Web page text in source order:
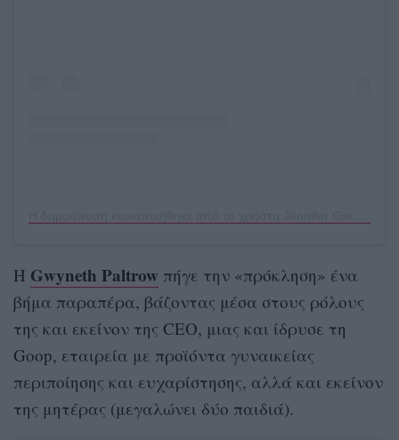
H Gwyneth Paltrow πήγε την «πρόκληση» ένα
βήμα παραπέρα, βάζοντας μέσα στους ρόλους
της και εκείνον της CEO, μιας και ίδρυσε τη
Goop, εταιρεία με προϊόντα γυναικείας
περιποίησης και ευχαρίστησης, αλλά και εκείνον
της μητέρας (μεγαλώνει δύο παιδιά).